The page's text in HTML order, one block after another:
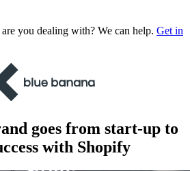
you dealing with? We can help. Get in
goes from start-up to
with Shopify